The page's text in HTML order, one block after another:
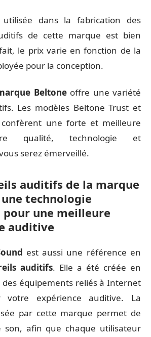
utilisée dans la fabrication des
de cette marque est bien
le prix varie en fonction de la
pour la conception.
Beltoneoffre une variété
Les modèles Beltone Trust et
confèrent une forte et meilleure
qualité, technologie et
serez émerveillé.
auditifs de la marque
une technologie
une meilleure
auditive
est aussi une référence en
auditifs. Elle a été créée en
des équipements reliés à Internet
votre expérience auditive. La
par cette marque permet de
son, afin que chaque utilisateur